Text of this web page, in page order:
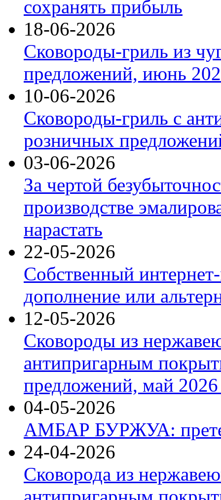
сохранять прибыль
18-06-2026
Сковороды-гриль из
предложений, июнь
10-06-2026
Сковороды-гриль с
розничных
03-06-2026
За чертой
производстве
нарастать
22-05-2026
Собственный
дополнение или
12-05-2026
Сковороды из
антипригарным
предложений, май 2026
04-05-2026
АМБАР БУРЖУА:
24-04-2026
Сковорода из